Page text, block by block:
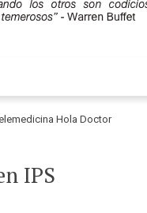
Hola Doctor
IPS